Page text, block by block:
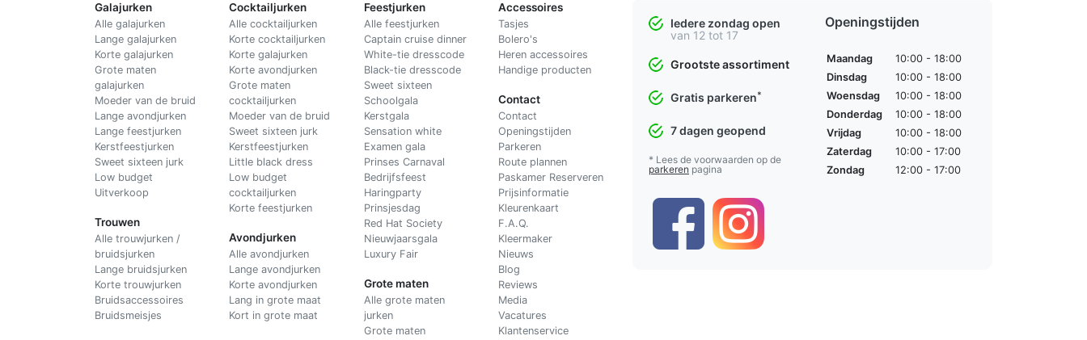
Galajurken
Alle galajurken
Lange galajurken
Korte galajurken
Grote maten
galajurken
Moeder van de bruid
Lange avondjurken
Lange feestjurken
Kerstfeestjurken
Sweet sixteen jurk
Low budget
Uitverkoop
Trouwen
Alle trouwjurken /
bruidsjurken
Lange bruidsjurken
Korte trouwjurken
Bruidsaccessoires
Bruidsmeisjes
Cocktailjurken
Alle cocktailjurken
Korte cocktailjurken
Korte galajurken
Korte avondjurken
Grote maten
cocktailjurken
Moeder van de bruid
Sweet sixteen jurk
Kerstfeestjurken
Little black dress
Low budget
cocktailjurken
Korte feestjurken
Avondjurken
Alle avondjurken
Lange avondjurken
Korte avondjurken
Lang in grote maat
Kort in grote maat
Feestjurken
Alle feestjurken
Captain cruise dinner
White-tie dresscode
Black-tie dresscode
Sweet sixteen
Schoolgala
Kerstgala
Sensation white
Examen gala
Prinses Carnaval
Bedrijfsfeest
Haringparty
Prinsjesdag
Red Hat Society
Nieuwjaarsgala
Luxury Fair
Grote maten
Alle grote maten
jurken
Grote maten
Accessoires
Tasjes
Bolero's
Heren accessoires
Handige producten
Contact
Contact
Openingstijden
Parkeren
Route plannen
Paskamer Reserveren
Prijsinformatie
Kleurenkaart
F.A.Q.
Kleermaker
Nieuws
Blog
Reviews
Media
Vacatures
Klantenservice
Iedere zondag open
van 12 tot 17
Grootste assortiment
Gratis parkeren*
7 dagen geopend
* Lees de voorwaarden op de
parkeren pagina
Openingstijden
Maandag
10:00 - 18:00
Dinsdag
10:00 - 18:00
Woensdag
10:00 - 18:00
Donderdag
10:00 - 18:00
Vrijdag
10:00 - 18:00
Zaterdag
10:00 - 17:00
Zondag
12:00 - 17:00